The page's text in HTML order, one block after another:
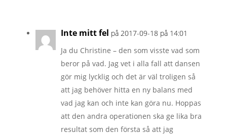
Inte mitt fel på 2017-09-18 på 14:01
Ja du Christine – den som visste vad som
beror på vad. Jag vet i alla fall att dansen
gör mig lycklig och det är väl troligen så
att jag behöver hitta en ny balans med
vad jag kan och inte kan göra nu. Hoppas
att den andra operationen ska ge lika bra
resultat som den första så att jag